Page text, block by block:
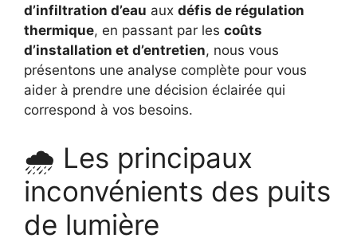
d’infiltration d’eau aux défis de régulation
thermique, en passant par les coûts
d’installation et d’entretien, nous vous
présentons une analyse complète pour vous
aider à prendre une décision éclairée qui
correspond à vos besoins.
🌧️ Les principaux
inconvénients des puits
de lumière